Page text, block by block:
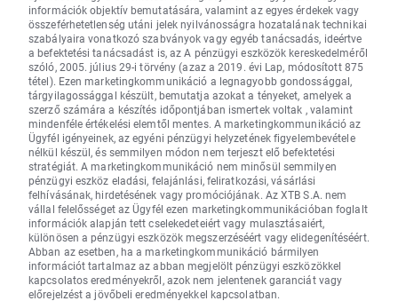
információk objektív bemutatására, valamint az egyes érdekek vagy
összeférhetetlenség utáni jelek nyilvánosságra hozatalának technikai
szabályaira vonatkozó szabványok vagy egyéb tanácsadás, ideértve
a befektetési tanácsadást is, az A pénzügyi eszközök kereskedelméről
szóló, 2005. július 29-i törvény (azaz a 2019. évi Lap, módosított 875
tétel). Ezen marketingkommunikáció a legnagyobb gondossággal,
tárgyilagossággal készült, bemutatja azokat a tényeket, amelyek a
szerző számára a készítés időpontjában ismertek voltak , valamint
mindenféle értékelési elemtől mentes. A marketingkommunikáció az
Ügyfél igényeinek, az egyéni pénzügyi helyzetének figyelembevétele
nélkül készül, és semmilyen módon nem terjeszt elő befektetési
stratégiát. A marketingkommunikáció nem minősül semmilyen
pénzügyi eszköz eladási, felajánlási, feliratkozási, vásárlási
felhívásának, hirdetésének vagy promóciójának. Az XTB S.A. nem
vállal felelősséget az Ügyfél ezen marketingkommunikációban foglalt
információk alapján tett cselekedeteiért vagy mulasztásaiért,
különösen a pénzügyi eszközök megszerzéséért vagy elidegenítéséért.
Abban az esetben, ha a marketingkommunikáció bármilyen
információt tartalmaz az abban megjelölt pénzügyi eszközökkel
kapcsolatos eredményekről, azok nem jelentenek garanciát vagy
előrejelzést a jövőbeli eredményekkel kapcsolatban.